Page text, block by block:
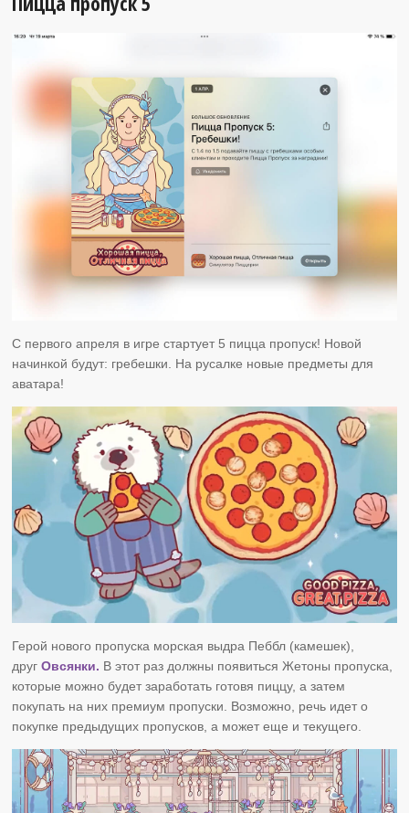
С первого апреля в игре стартует 5 пицца пропуск! Новой
начинкой будут: гребешки. На русалке новые предметы для
аватара!
Герой нового пропуска морская выдра Пеббл (камешек),
другОвсянки. В этот раз должны появиться Жетоны пропуска,
которые можно будет заработать готовя пиццу, а затем
покупать на них премиум пропуски. Возможно, речь идет о
покупке предыдущих пропусков, а может еще и текущего.